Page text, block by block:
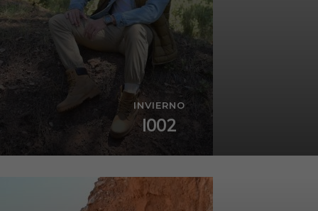
INVIERNO
I002